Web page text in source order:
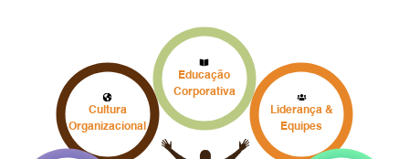
Cultura
Organizacional
Liderança &
Equipes
Educação
Corporativa